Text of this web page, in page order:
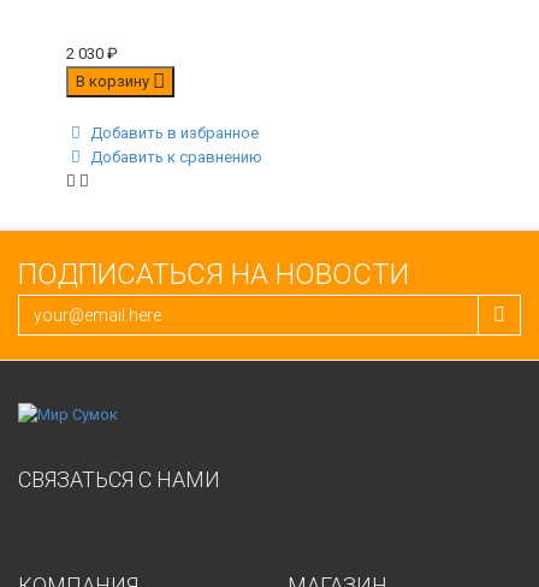
2 030 ₽
В корзину
Добавить в избранное
Добавить к сравнению
ПОДПИСАТЬСЯ НА НОВОСТИ
СВЯЗАТЬСЯ С НАМИ